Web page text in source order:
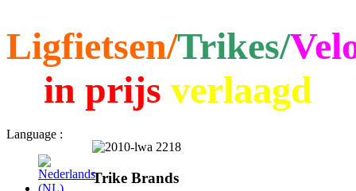
Ligfietsen/Trikes/
in prijs verlaagd
Trike Brands
Language :